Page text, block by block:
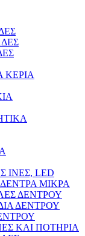
ΚΕΡΙΑ
ΙΝΕΣ, LED
ΜΙΚΡΑ
ΔΕΝΤΡΟΥ
ΔΕΝΤΡΟΥ
ΚΑΙ ΠΟΤΗΡΙΑ